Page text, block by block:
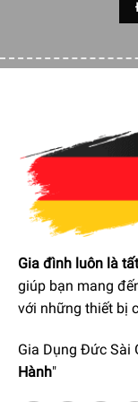
Bánh quy lúa
McVitie’s
Orginal 250g
Để đặt mua“ Giỏ
Quý vị hãy gọi
nhận được những
của Gia Dụng Đức
hàng với quý
Gia đình luôn là
giúp bạn mang
với những thiết bị
Gia Dụng Đức Sài
Hành"